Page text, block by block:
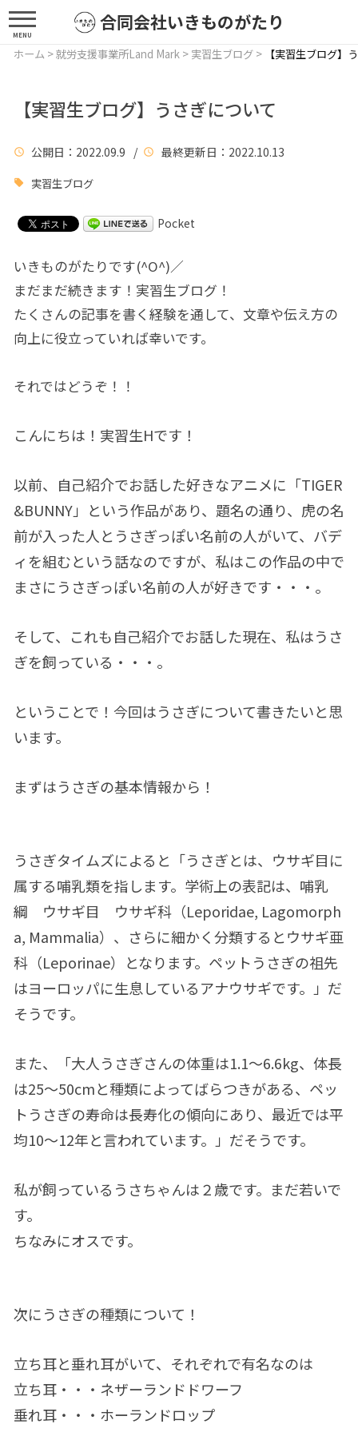
合同会社いきものがたり
MENU
ホーム >就労支援事業所Land Mark > 実習生ブログ> 【実習生ブログ】
【実習生ブログ】うさぎについて
公開日 ：2022.09.9 / 最終更新日 ：2022.10.13
実習生ブログ
Pocket
いきものがたりです(^O^)／
まだまだ続きます！実習生ブログ！
たくさんの記事を書く経験を通して、文章や伝え方の
向上に役立っていれば幸いです。
それではどうぞ！！
こんにちは！実習生Hです！
以前、自己紹介でお話した好きなアニメに「TIGER
&BUNNY」という作品があり、題名の通り、虎の名
前が入った人とうさぎっぽい名前の人がいて、バデ
ィを組むという話なのですが、私はこの作品の中で
まさにうさぎっぽい名前の人が好きです・・・。
そして、これも自己紹介でお話した現在、私はうさ
ぎを飼っている・・・。
ということで！今回はうさぎについて書きたいと思
います。
まずはうさぎの基本情報から！
うさぎタイムズによると「うさぎとは、ウサギ目に
属する哺乳類を指します。学術上の表記は、哺乳
綱 ウサギ目 ウサギ科（Leporidae, Lagomorph
a, Mammalia）、さらに細かく分類するとウサギ亜
科（Leporinae）となります。ペットうさぎの祖先
はヨーロッパに生息しているアナウサギです。」だ
そうです。
また、「大人うさぎさんの体重は1.1〜6.6kg、体長
は25〜50cmと種類によってばらつきがある、ペッ
トうさぎの寿命は長寿化の傾向にあり、最近では平
均10〜12年と言われています。」だそうです。
私が飼っているうさちゃんは２歳です。まだ若いで
す。
ちなみにオスです。
次にうさぎの種類について！
立ち耳と垂れ耳がいて、それぞれで有名なのは
立ち耳・・・ネザーランドドワーフ
垂れ耳・・・ホーランドロップ